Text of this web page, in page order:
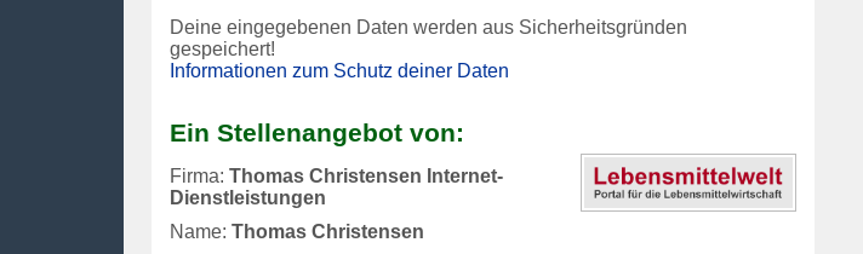
Deine eingegebenen Daten werden aus Sicherheitsgründen
gespeichert!
Informationen zum Schutz deiner Daten
Ein Stellenangebot von:
Firma: Thomas Christensen Internet-
Dienstleistungen
Name: Thomas Christensen